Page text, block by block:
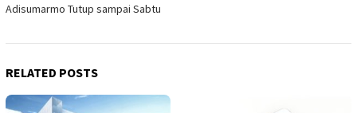
Adisumarmo Tutup sampai Sabtu
RELATED POSTS